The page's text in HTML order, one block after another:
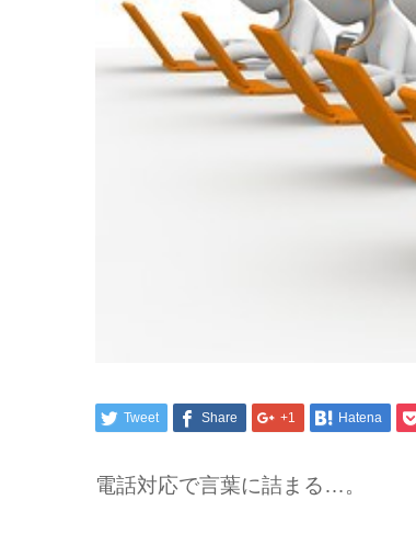
Tweet Share +1 Hatena
電話対応で言葉に詰まる…。